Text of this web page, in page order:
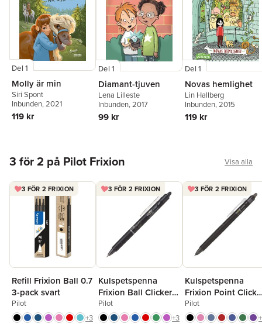
Del 1
Molly är min
Siri Spont
Inbunden, 2021
119 kr
Del 1
Diamant-tjuven
Lena Lilleste
Inbunden, 2017
99 kr
Del 1
Novas hemlighet
Lin Hallberg
Inbunden, 2015
119 kr
3 för 2 på Pilot Frixion Visa alla
3 FÖR 2 FRIXION
Refill Frixion Ball 0.7
3-pack svart
Pilot
Hoppa över färglista
+3
3 FÖR 2 FRIXION
Kulspetspenna
Frixion Ball Clicker
0.7 svart, raderbar
Pilot
Hoppa över färglista
+3
3 FÖR 2 FRIXION
Kulspetspenna
Frixion Point
Synergy-tip 0.5
svart, raderbar
Pilot
Hoppa över +